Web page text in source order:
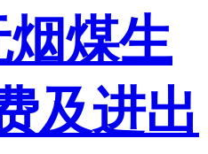
煤生
及进出